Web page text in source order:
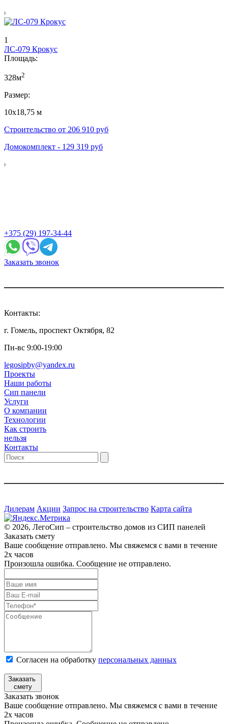
1
ЛС-079 Крокус
Площадь:
328м2
Размер:
10х18,75 м
Строительство от 206 910 руб
Домокомплект - 129 319 руб
+375 (29) 197-34-44
Заказать звонок
Контакты:
г. Гомель, проспект Октября, 82
Пн-вс 9:00-19:00
legosipby@yandex.ru
Проекты
Наши работы
Сип панели
Услуги
О компании
Технологии
Как строить
нельзя
Контакты
Дилерам Акции Запрос на строительство Карта сайта
© 2026, ЛегоСип – строительство домов из СИП панелей
Заказать смету
Ваше сообщение отправлено. Мы свяжемся с вами в течение
2х часов
Произошла ошибка. Сообщение не отправлено.
Согласен на обработку персональных данных
Заказать
смету
Заказать звонок
Ваше сообщение отправлено. Мы свяжемся с вами в течение
2х часов